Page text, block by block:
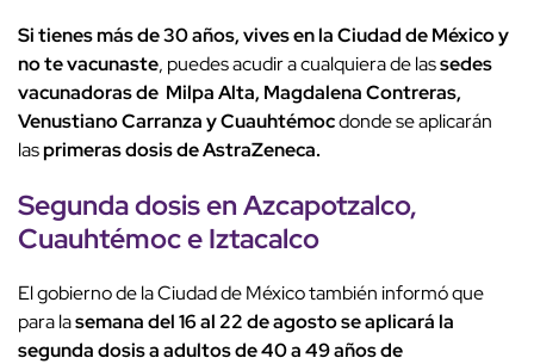
Si tienes más de 30 años, vives en la Ciudad de México y
no te vacunaste, puedes acudir a cualquiera de lassedes
vacunadoras de Milpa Alta, Magdalena Contreras,
Venustiano Carranza y Cuauhtémocdonde se aplicarán
lasprimeras dosis de AstraZeneca.
Segunda dosis en Azcapotzalco,
Cuauhtémoc e Iztacalco
El gobierno de la Ciudad de México también informó que
para lasemana del 16 al 22 de agosto se aplicará la
segunda dosis a adultos de 40 a 49 años de